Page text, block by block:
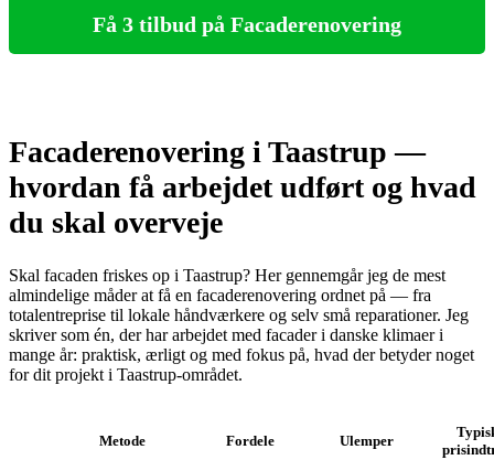
Få 3 tilbud på Facaderenovering
Facaderenovering i Taastrup —
hvordan få arbejdet udført og hvad
du skal overveje
Skal facaden friskes op i Taastrup? Her gennemgår jeg de mest
almindelige måder at få en facaderenovering ordnet på — fra
totalentreprise til lokale håndværkere og selv små reparationer. Jeg
skriver som én, der har arbejdet med facader i danske klimaer i
mange år: praktisk, ærligt og med fokus på, hvad der betyder noget
for dit projekt i Taastrup-området.
Metode Fordele Ulemper